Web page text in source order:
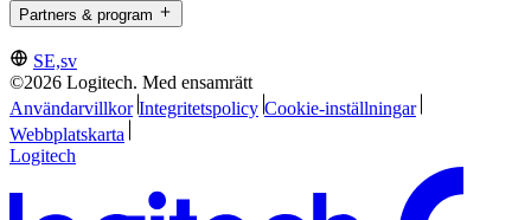
Partners & program
SE,sv
©2026 Logitech. Med ensamrätt
Användarvillkor Integritetspolicy Cookie-inställningar
Webbplatskarta
Logitech